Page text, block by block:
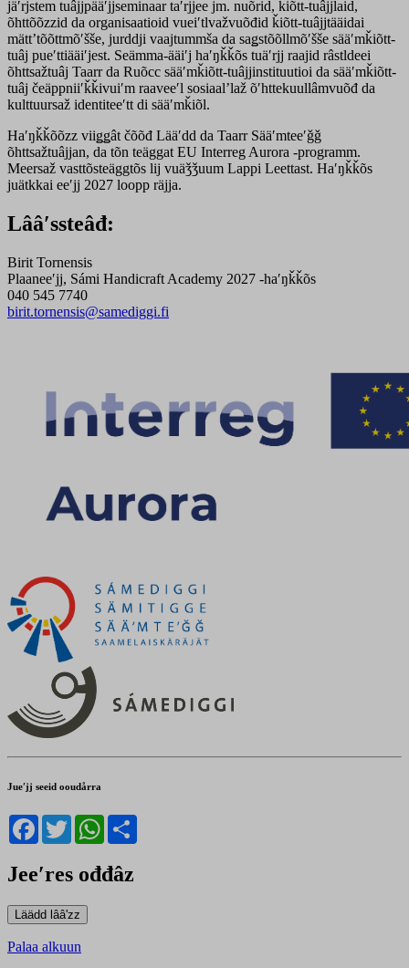
jäʹrjstem tuâjjpääʹjjseminaar taʹrjjee jm. nuõrid, ǩiõtt-tuâjjlaid,
õhttõõzzid da organisaatioid vueiʹtlvažvuõđid ǩiõtt-tuâjjtääidai
mättʼtõõttmõʹšše, jurddji vaajtummša da saǥstõõllmõʹšše sääʹmǩiõtt-
tuâj pueʹttiääiʹjest. Seämma-ääiʹj haʹŋǩǩõs tuäʹrjj raajid râstldeei
õhttsažtuâj Taarr da Ruõcc sääʹmǩiõtt-tuâjjinstituutioi da sääʹmǩiõtt-
tuâj čeäppniiʹǩǩivuiʹm raaveeʹl sosiaalʼlaž õʹhttekuullâmvuõđ da
kulttuursaž identiteeʹtt di sääʹmǩiõl.
Haʹŋǩǩõõzz viiǥǥât čõõđ Lääʹdd da Taarr Sääʹmteeʹǧǧ
õhttsažtuâjjan, da tõn teäggat EU Interreg Aurora -programm.
Meersaž vasttõsteäggtõs lij vuäǯǯuum Lappi Leettast. Haʹŋǩǩõs
juätkkai eeʹjj 2027 loopp räjja.
Lââʹssteâđ:
Birit Tornensis
Plaaneeʹjj, Sámi Handicraft Academy 2027 -haʹŋǩǩõs
040 545 7740
birit.tornensis@samediggi.fi
Jueʹjj seeid ooudårra
Facebook
TwitterWhatsApp
Jeeʹres ođđâz
Palaa alkuun